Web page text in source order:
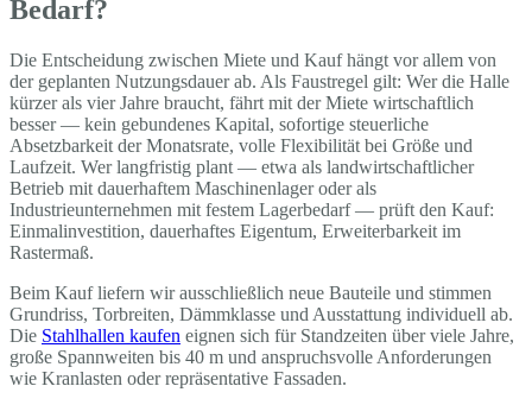
Bedarf?
Die Entscheidung zwischen Miete und Kauf hängt vor allem von
der geplanten Nutzungsdauer ab. Als Faustregel gilt: Wer die Halle
kürzer als vier Jahre braucht, fährt mit der Miete wirtschaftlich
besser — kein gebundenes Kapital, sofortige steuerliche
Absetzbarkeit der Monatsrate, volle Flexibilität bei Größe und
Laufzeit. Wer langfristig plant — etwa als landwirtschaftlicher
Betrieb mit dauerhaftem Maschinenlager oder als
Industrieunternehmen mit festem Lagerbedarf — prüft den Kauf:
Einmalinvestition, dauerhaftes Eigentum, Erweiterbarkeit im
Rastermaß.
Beim Kauf liefern wir ausschließlich neue Bauteile und stimmen
Grundriss, Torbreiten, Dämmklasse und Ausstattung individuell ab.
Die Stahlhallen kaufen eignen sich für Standzeiten über viele Jahre,
große Spannweiten bis 40 m und anspruchsvolle Anforderungen
wie Kranlasten oder repräsentative Fassaden.